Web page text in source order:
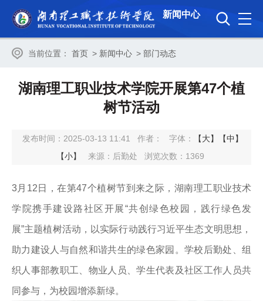
新闻中心
当前位置： 首页 > 新闻中心 > 部门动态
湖南理工职业技术学院开展第47个植
树节活动
发布时间：2025-03-13 11:41 作者： 字体： 【大】
【中】
【小】
来源：后勤处 浏览次数： 1369
3月12日，在第47个植树节到来之际，湖南理工职业技术
学院携手建设路社区开展“共创绿色校园，践行绿色发
展”主题植树活动，以实际行动践行习近平生态文明思想，
助力建设人与自然和谐共生的绿色家园。学校后勤处、组
织人事部教职工、物业人员、学生代表及社区工作人员共
同参与，为校园增添新绿。